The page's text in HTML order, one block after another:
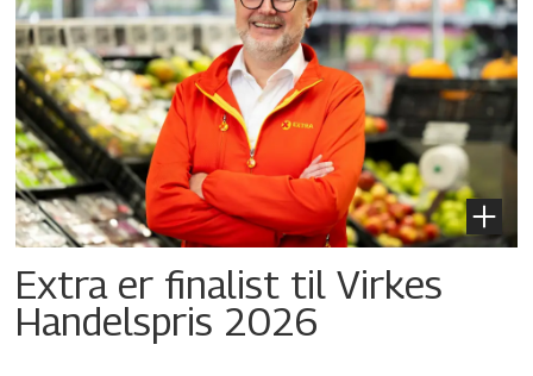
Extra er finalist til Virkes
Handelspris 2026